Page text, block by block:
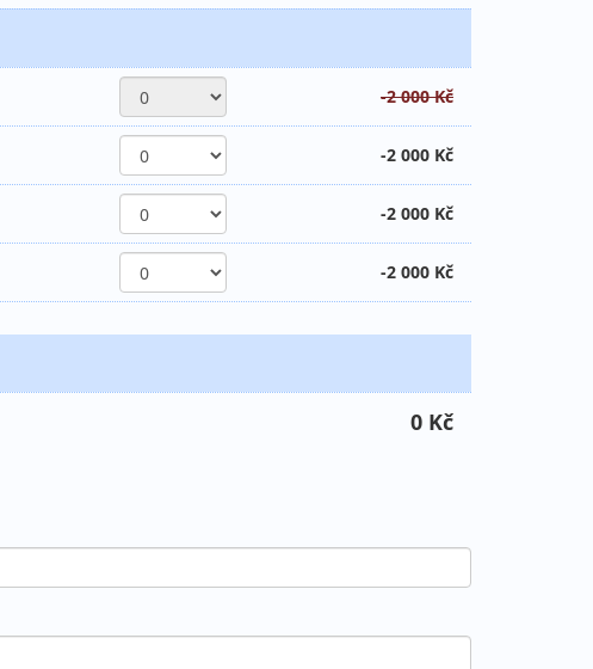
-2 000 Kč
-2 000 Kč
-2 000 Kč
-2 000 Kč
0 Kč